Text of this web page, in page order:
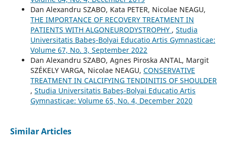
Dan Alexandru SZABO, Kata PETER, Nicolae NEAGU,
THE IMPORTANCE OF RECOVERY TREATMENT IN
PATIENTS WITH ALGONEURODYSTROPHY , Studia
Universitatis Babeş-Bolyai Educatio Artis Gymnasticae:
Volume 67, No. 3, September 2022
Dan Alexandru SZABO, Agnes Piroska ANTAL, Margit
SZÉKELY VARGA, Nicolae NEAGU, CONSERVATIVE
TREATMENT IN CALCIFYING TENDINITIS OF SHOULDER
, Studia Universitatis Babeş-Bolyai Educatio Artis
Gymnasticae: Volume 65, No. 4, December 2020
Similar Articles